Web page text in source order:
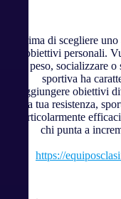
Prima di scegliere
obiettivi personali.
peso, socializzare
sportiva ha
raggiungere obiettivi
la tua resistenza,
particolarmente
chi punta a
https://